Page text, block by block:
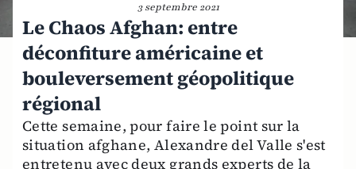
3 septembre 2021
Le Chaos Afghan: entre
déconfiture américaine et
bouleversement géopolitique
régional
Cette semaine, pour faire le point sur la
situation afghane, Alexandre del Valle s'est
entretenu avec deux grands experts de la